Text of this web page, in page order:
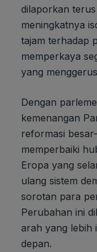
dilaporkan
meningkatnya
tajam terhadap
memperkaya
yang
Dengan
kemenangan
reformasi
memperbaiki
Eropa yang
ulang sistem
sorotan para
Perubahan ini
arah yang lebih
depan.